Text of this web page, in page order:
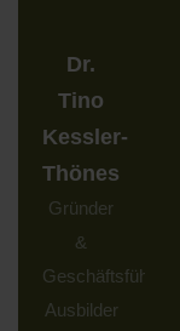
Dr.
Tino
Kessler-
Thönes
Gründer
&
Geschäftsführer,
Ausbilder